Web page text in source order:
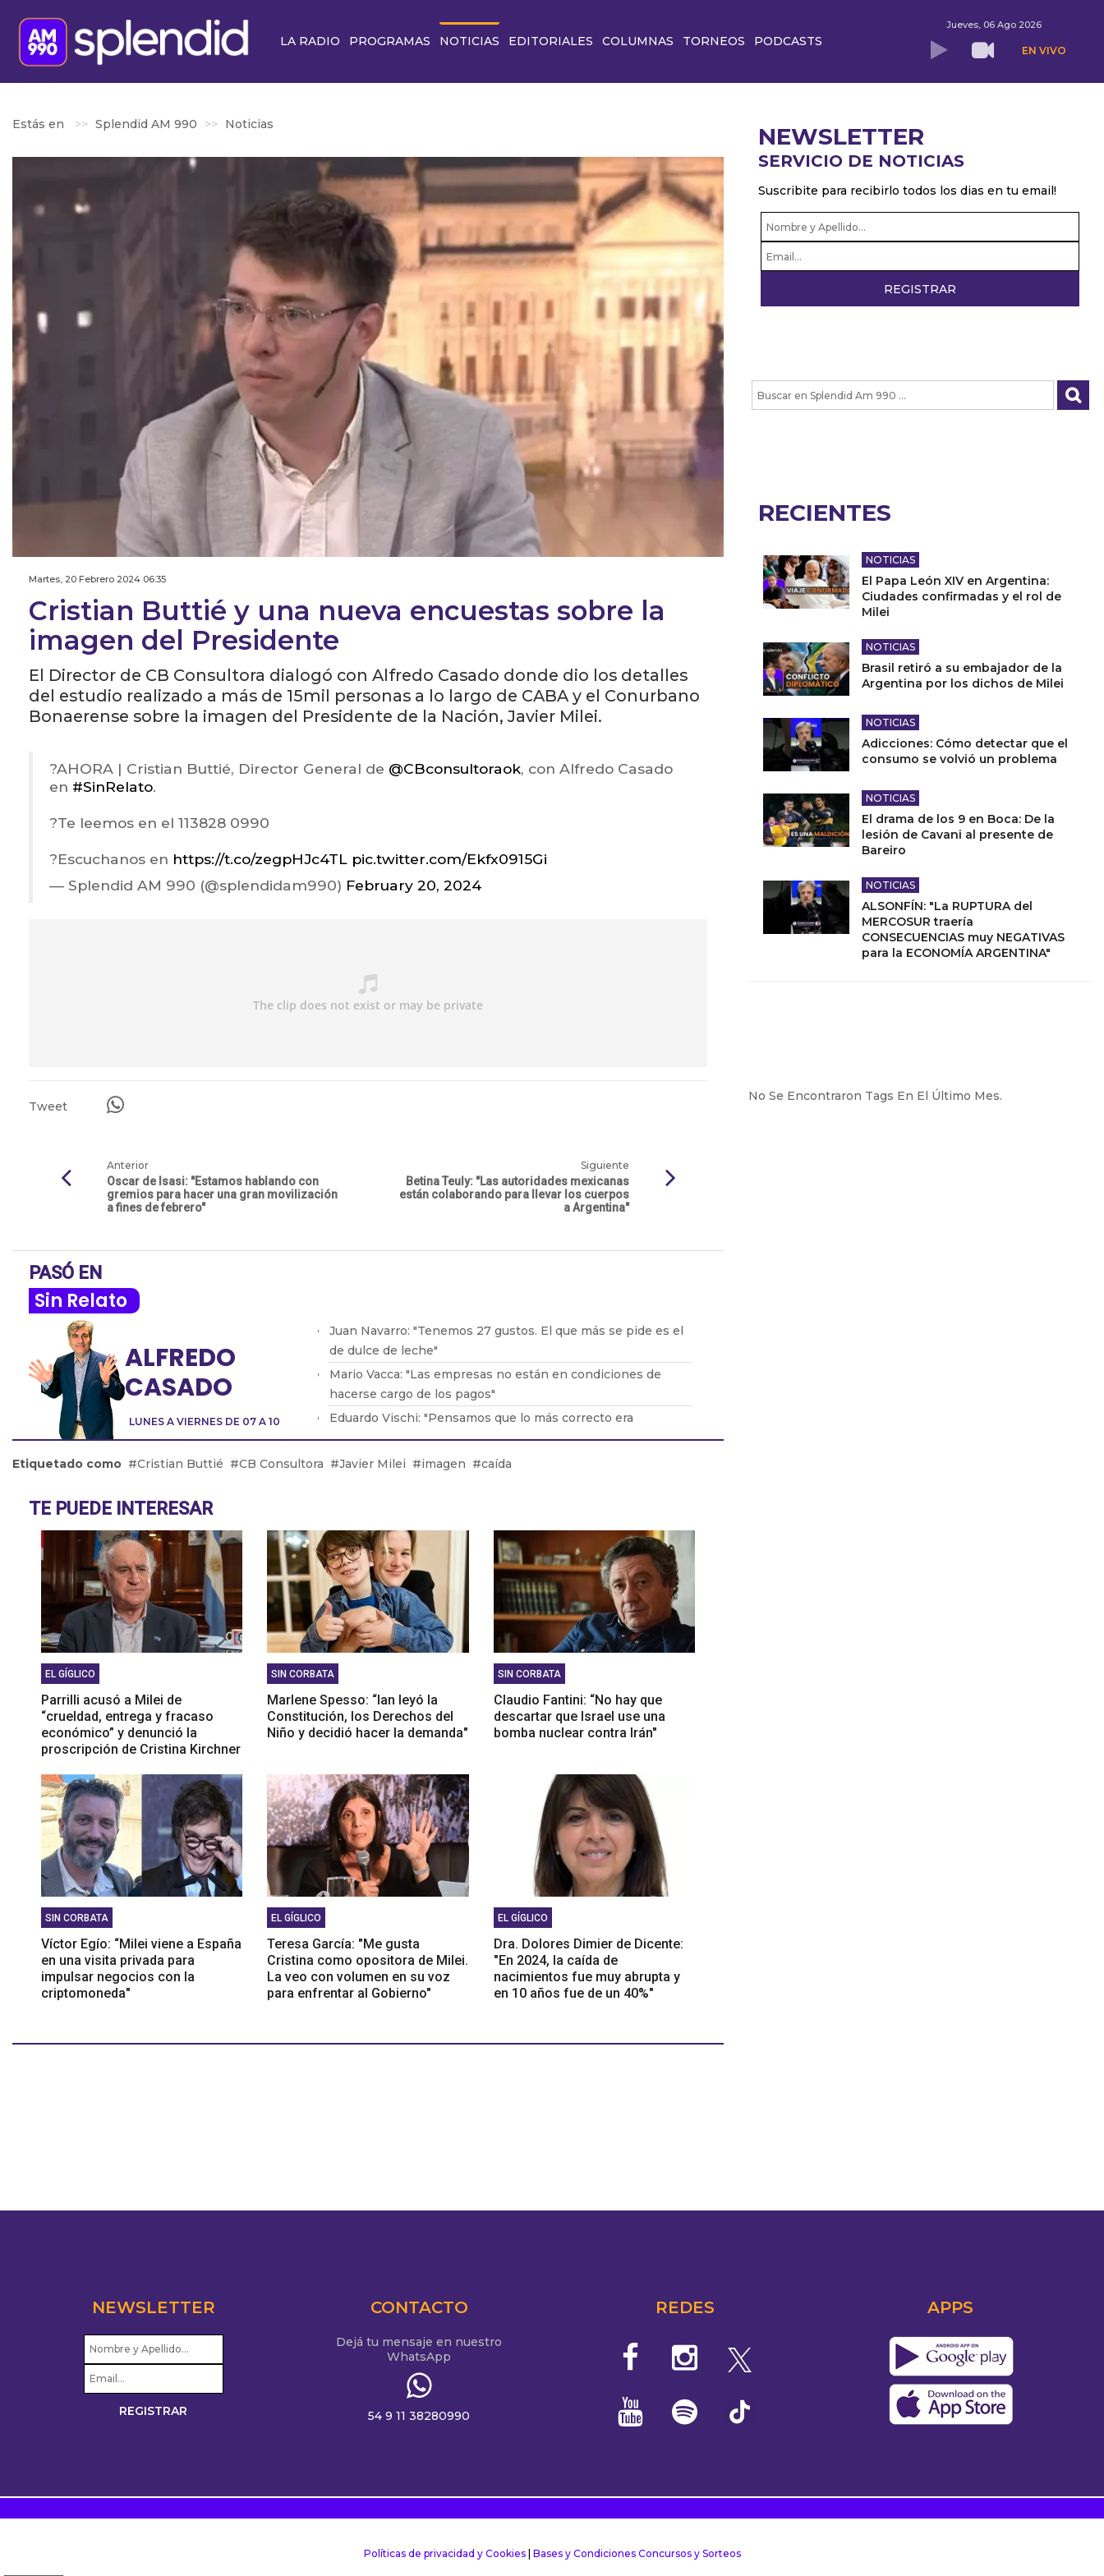
LA RADIO PROGRAMAS NOTICIAS EDITORIALES COLUMNAS TORNEOS PODCASTS
Jueves, 06 Ago 2026
EN VIVO
Estás en Splendid AM 990 Noticias
Martes, 20 Febrero 2024 06:35
Cristian Buttié y una nueva encuestas sobre la
imagen del Presidente
El Director de CB Consultora dialogó con Alfredo Casado donde dio los detalles
del estudio realizado a más de 15mil personas a lo largo de CABA y el Conurbano
Bonaerense sobre la imagen del Presidente de la Nación, Javier Milei.
?️AHORA | Cristian Buttié, Director General de @CBconsultoraok, con Alfredo Casado
en #SinRelato.
?Te leemos en el 113828 0990
?Escuchanos en https://t.co/zegpHJc4TL pic.twitter.com/Ekfx0915Gi
— Splendid AM 990 (@splendidam990) February 20, 2024
Tweet
Anterior
Oscar de Isasi: "Estamos hablando con
gremios para hacer una gran movilización
a fines de febrero"
Siguiente
Betina Teuly: "Las autoridades mexicanas
están colaborando para llevar los cuerpos
a Argentina"
PASÓ EN
Sin Relato
LUNES A VIERNES DE 07 A 10
ALFREDO
CASADO
Juan Navarro: "Tenemos 27 gustos. El que más se pide es el
de dulce de leche"
Mario Vacca: "Las empresas no están en condiciones de
hacerse cargo de los pagos"
Eduardo Vischi: "Pensamos que lo más correcto era
modificar el DNU, no tirarlo abajo"
Lic. Eduardo Lavorato: "Que los padres consuman con sus
Etiquetado como Cristian Buttié CB Consultora Javier Milei imagen caída
TE PUEDE INTERESAR
EL GÍGLICO
Parrilli acusó a Milei de
“crueldad, entrega y fracaso
económico” y denunció la
proscripción de Cristina Kirchner
SIN CORBATA
Marlene Spesso: “Ian leyó la
Constitución, los Derechos del
Niño y decidió hacer la demanda"
SIN CORBATA
Claudio Fantini: “No hay que
descartar que Israel use una
bomba nuclear contra Irán"
SIN CORBATA
Víctor Egío: “Milei viene a España
en una visita privada para
impulsar negocios con la
criptomoneda"
EL GÍGLICO
Teresa García: "Me gusta
Cristina como opositora de Milei.
La veo con volumen en su voz
para enfrentar al Gobierno"
EL GÍGLICO
Dra. Dolores Dimier de Dicente:
"En 2024, la caída de
nacimientos fue muy abrupta y
en 10 años fue de un 40%"
NEWSLETTER
SERVICIO DE NOTICIAS
Suscribite para recibirlo todos los dias en tu email!
RECIENTES
NOTICIAS
El Papa León XIV en Argentina:
Ciudades confirmadas y el rol de
Milei
NOTICIAS
Brasil retiró a su embajador de la
Argentina por los dichos de Milei
NOTICIAS
Adicciones: Cómo detectar que el
consumo se volvió un problema
NOTICIAS
El drama de los 9 en Boca: De la
lesión de Cavani al presente de
Bareiro
NOTICIAS
ALSONFÍN: "La RUPTURA del
MERCOSUR traería
CONSECUENCIAS muy NEGATIVAS
para la ECONOMÍA ARGENTINA"
No Se Encontraron Tags En El Último Mes.
NEWSLETTER CONTACTO
Dejá tu mensaje en nuestro
WhatsApp
54 9 11 38280990
REDES APPS
Políticas de privacidad y Cookies| Bases y Condiciones Concursos y Sorteos